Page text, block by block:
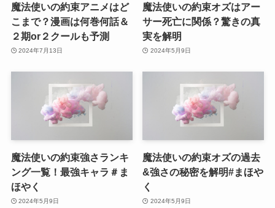
魔法使いの約束アニメはど
こまで？漫画は何巻何話＆
２期or２クールも予測
2024年7月13日
魔法使いの約束オズはアー
サー死亡に関係？驚きの真
実を解明
2024年5月9日
魔法使いの約束強さランキ
ング一覧！最強キャラ＃ま
ほやく
2024年5月9日
魔法使いの約束オズの過去
&強さの秘密を解明#まほや
く
2024年5月9日